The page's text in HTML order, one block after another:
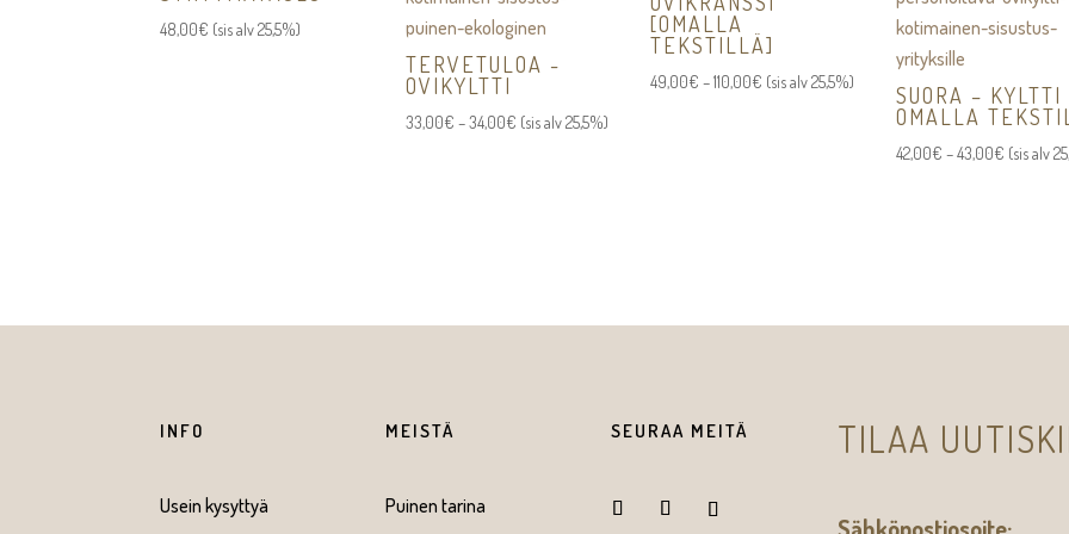
48,00€ (sis alv 25,5%)
TERVETULOA -
OVIKYLTTI
33,00€ –34,00€Hintaluokka:
(sis alv 25,5%)
[OMALLA
TEKSTILLÄ]
49,00€ –110,00€ Hintaluokka:
(sis alv 25,5%)
SUORA – KYLTTI
OMALLA
42,00€ –43,00€ (sis alv
INFO
Usein kysyttyä
MEISTÄ
Puinen tarina
SEURAA MEITÄ TILAA